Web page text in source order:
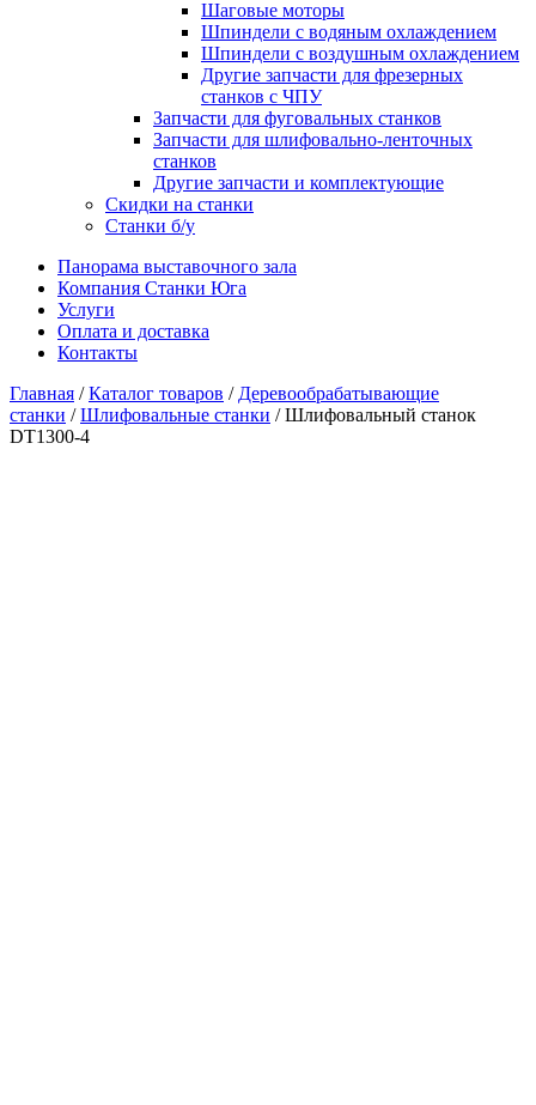
Шаговые моторы
Шпиндели с водяным охлаждением
Шпиндели с воздушным охлаждением
Другие запчасти для фрезерных
станков с ЧПУ
Запчасти для фуговальных станков
Запчасти для шлифовально-ленточных
станков
Другие запчасти и комплектующие
Скидки на станки
Станки б/у
Панорама выставочного зала
Компания Станки Юга
Услуги
Оплата и доставка
Контакты
Главная /Каталог товаров / Деревообрабатывающие
станки /Шлифовальные станки / Шлифовальный станок
DT1300-4